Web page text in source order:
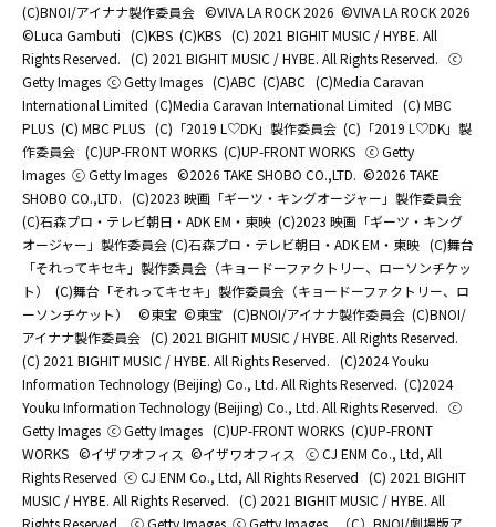
(C)BNOI/アイナナ製作委員会 ©️VIVA LA ROCK 2026 ©️VIVA LA ROCK 2026
©Luca Gambuti (C)KBS (C)KBS (C) 2021 BIGHIT MUSIC / HYBE. All
Rights Reserved. (C) 2021 BIGHIT MUSIC / HYBE. All Rights Reserved. ⓒ
Getty Images ⓒ Getty Images (C)ABC (C)ABC (C)Media Caravan
International Limited (C)Media Caravan International Limited (C) MBC
PLUS (C) MBC PLUS (C)「2019 L♡DK」製作委員会 (C)「2019 L♡DK」製
作委員会 (C)UP-FRONT WORKS (C)UP-FRONT WORKS ⓒ Getty
Images ⓒ Getty Images ©2026 TAKE SHOBO CO.,LTD. ©2026 TAKE
SHOBO CO.,LTD. (C)2023 映画「ギーツ・キングオージャー」製作委員会
(C)石森プロ・テレビ朝日・ADK EM・東映 (C)2023 映画「ギーツ・キング
オージャー」製作委員会 (C)石森プロ・テレビ朝日・ADK EM・東映 (C)舞台
「それってキセキ」製作委員会（キョードーファクトリー、ローソンチケッ
ト）
(C)舞台「それってキセキ」製作委員会（キョードーファクトリー、ロ
ーソンチケット）
©東宝 ©東宝 (C)BNOI/アイナナ製作委員会 (C)BNOI/
アイナナ製作委員会 (C) 2021 BIGHIT MUSIC / HYBE. All Rights Reserved.
(C) 2021 BIGHIT MUSIC / HYBE. All Rights Reserved. (C)2024 Youku
Information Technology (Beijing) Co., Ltd. All Rights Reserved. (C)2024
Youku Information Technology (Beijing) Co., Ltd. All Rights Reserved. ⓒ
Getty Images ⓒ Getty Images (C)UP-FRONT WORKS (C)UP-FRONT
WORKS ©イザワオフィス ©イザワオフィス
ⓒ CJ ENM Co., Ltd, All
Rights Reserved ⓒ CJ ENM Co., Ltd, All Rights Reserved (C) 2021 BIGHIT
MUSIC / HYBE. All Rights Reserved. (C) 2021 BIGHIT MUSIC / HYBE. All